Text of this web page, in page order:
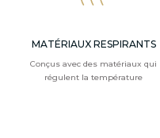
MATÉRIAUX RESPIRANTS
Conçus avec des matériaux qui
régulent la température